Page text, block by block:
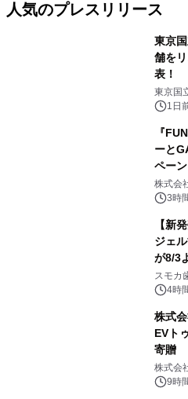
人気のプレスリリース
東京
舗を
表！
東京国
1日
『
ーと
ペー
GR 4
メニュ
株式会
3時
【新
ジェ
が8/3
始！
スモカ
4時
株式
EVト
寄贈
株式会
9時